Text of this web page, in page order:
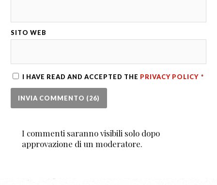
SITO WEB
I HAVE READ AND ACCEPTED THE PRIVACY POLICY *
I commenti saranno visibili solo dopo
approvazione di un moderatore.